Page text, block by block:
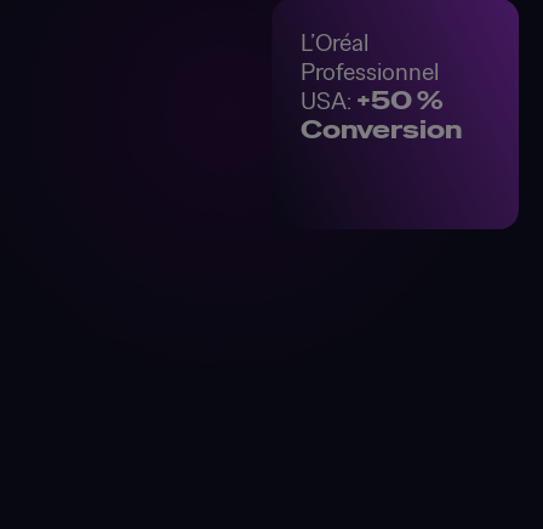
L’Oréal
Professionnel
USA: +50 %
Conversion